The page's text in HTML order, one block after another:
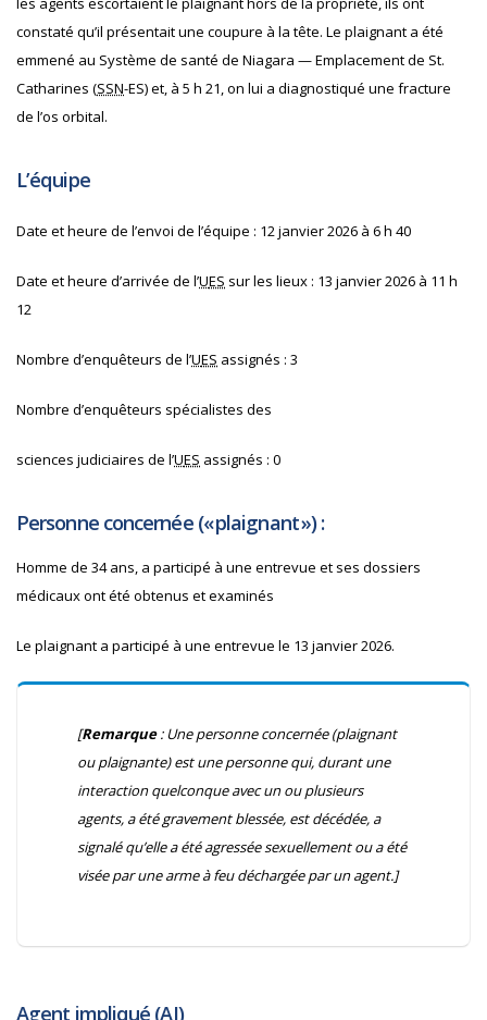
constaté qu’il présentait une coupure à la tête. Le plaignant a été
emmené au Système de santé de Niagara — Emplacement de St.
Catharines (SSN-ES) et, à 5 h 21, on lui a diagnostiqué une fracture
de l’os orbital.
L’équipe
Date et heure de l’envoi de l’équipe : 12 janvier 2026 à 6 h 40
Date et heure d’arrivée de l’UES sur les lieux : 13 janvier 2026 à 11 h
12
Nombre d’enquêteurs de l’UES assignés : 3
Nombre d’enquêteurs spécialistes des
sciences judiciaires de l’UES assignés : 0
Personne concernée (« plaignant ») :
Homme de 34 ans, a participé à une entrevue et ses dossiers
médicaux ont été obtenus et examinés
Le plaignant a participé à une entrevue le 13 janvier 2026.
[Remarque: Une personne concernée (plaignant
ou plaignante) est une personne qui, durant une
interaction quelconque avec un ou plusieurs
agents, a été gravement blessée, est décédée, a
signalé qu’elle a été agressée sexuellement ou a été
visée par une arme à feu déchargée par un agent.]
Agent impliqué (AI)